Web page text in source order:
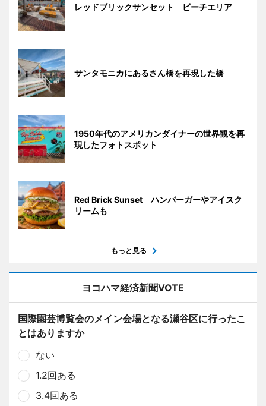
レッドブリックサンセット ビーチエリア
サンタモニカにあるさん橋を再現した橋
1950年代のアメリカンダイナーの世界観を再
現したフォトスポット
Red Brick Sunset ハンバーガーやアイスク
リームも
もっと見る
ヨコハマ経済新聞VOTE
国際園芸博覧会のメイン会場となる瀬谷区に行ったこ
とはありますか
ない
1.2回ある
3.4回ある